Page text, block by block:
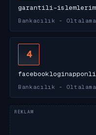
garantili-
Bankacılık - Oltalama
4
Bankacılık - Oltalama